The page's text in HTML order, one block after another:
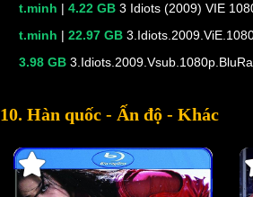
t.minh | 4.22 GB 3 Idiots (2009) VIE
t.minh | 22.97 GB
3.98 GB
10. Hàn quốc - Ấn độ - Khác